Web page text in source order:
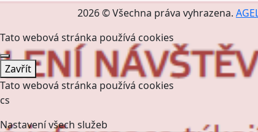
2026 © Všechna práva vyhrazena.
Tato webová stránka používá cookies
Zavřít
Tato webová stránka používá cookies
cs
Nastavení všech služeb